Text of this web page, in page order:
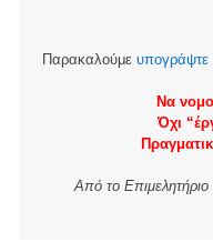
Παρακαλούμε υπογράψτε
Να
Όχι
Από το Επιμελητήριο